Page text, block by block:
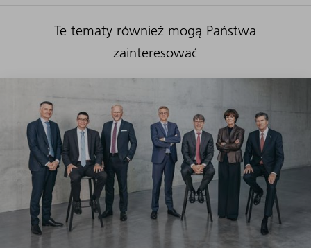
Te tematy również mogą Państwa
zainteresować